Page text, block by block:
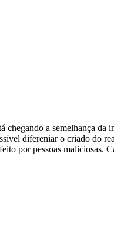
a semelhança
difereniar o criado do
por pessoas maliciosas.